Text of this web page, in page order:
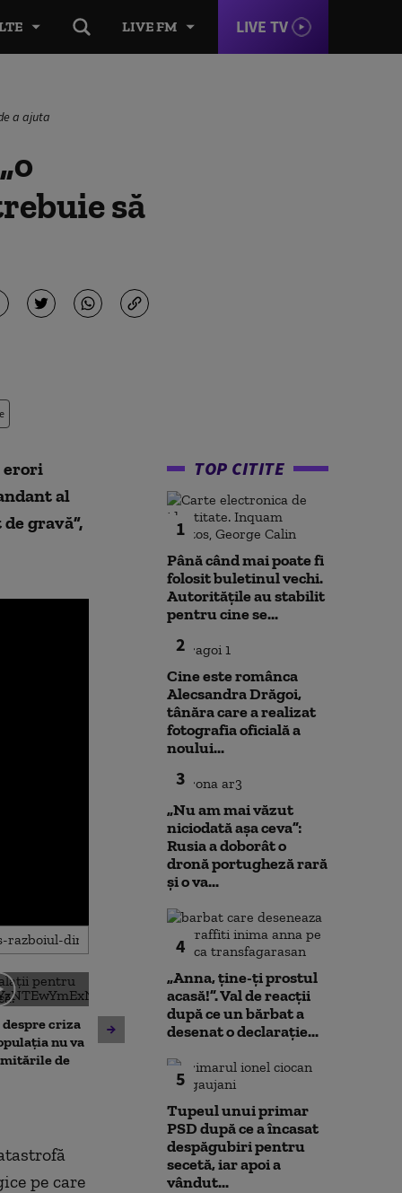
LIVE FM LIVE TV
a ajuta
să
erori
al
gravă”,
criza
nu va
de
Noi verificări pe aeroportul
din Leipzig: sute de polițiști
caută o a doua dronă.
Varianta exclusă de
anchetatori
Societatea de
insolvența
pe care
TOP CITITE
1
Până când mai poate fi
folosit buletinul vechi.
Autoritățile au stabilit
pentru cine se...
2
Cine este românca
Alecsandra Drăgoi,
tânăra care a realizat
fotografia oficială a
noului...
3
„Nu am mai văzut
niciodată așa ceva”:
Rusia a doborât o
dronă portugheză rară
și o va...
4
„Anna, ţine-ţi prostul
acasă!”. Val de reacții
după ce un bărbat a
desenat o declarație...
5
Tupeul unui primar
PSD după ce a încasat
despăgubiri pentru
secetă, iar apoi a
vândut...